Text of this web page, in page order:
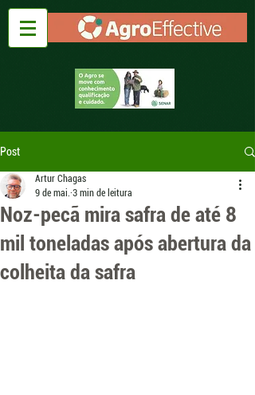
Post
Noz-pecã mira safra de até 8
mil toneladas após abertura da
colheita da safra
Artur Chagas
9 de mai. 3 min de leitura